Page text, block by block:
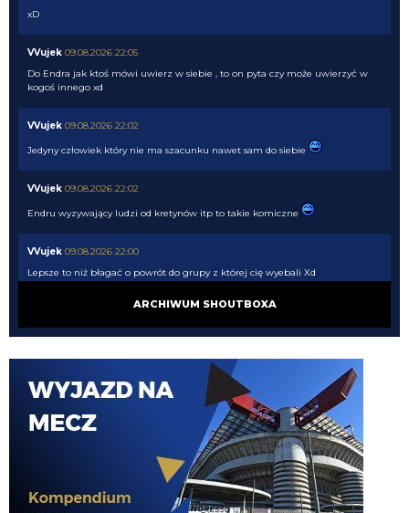
xD
VVujek 09.08.2026 22:05
Do Endra jak ktoś mówi uwierz w siebie , to on pyta czy może uwierzyć w
kogoś innego xd
VVujek 09.08.2026 22:02
Jedyny człowiek który nie ma szacunku nawet sam do siebie
VVujek 09.08.2026 22:02
Endru wyzywający ludzi od kretynów itp to takie komiczne
VVujek 09.08.2026 22:00
Lepsze to niż błagać o powrót do grupy z której cię wyebali Xd
09.08.2026 21:51
Miłośnik i wielbiciel wielkich murzynów sidibe singo pepe a teraz Norton
Endru 09.08.2026 21:31
I dalej chcą, a ty kretynie chciałes sidibe i pepe
Spence z Tottenhamu 0 g 0 asyst a wielu go tu chciało.
Cny 09.08.2026 21:23
ARCHIWUM SHOUTBOXA